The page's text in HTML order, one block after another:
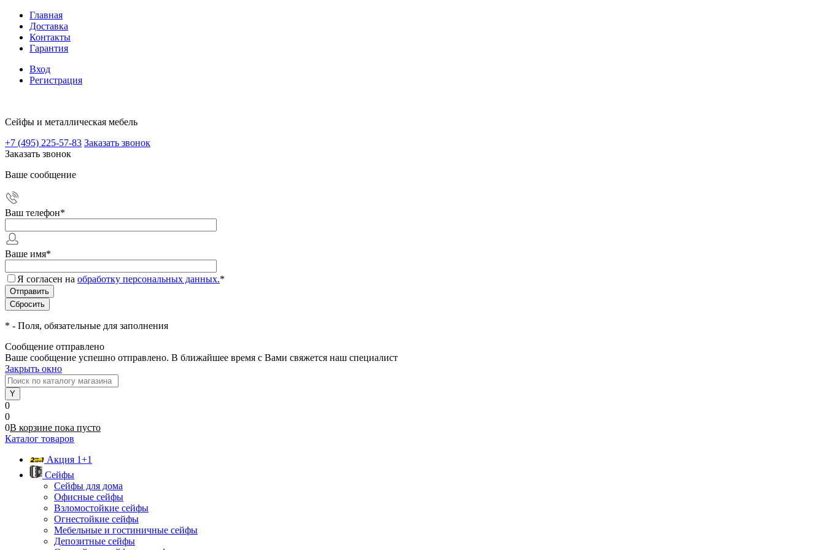
Главная
Доставка
Контакты
Гарантия
Вход
Регистрация
Сейфы и металлическая мебель
+7 (495) 225-57-83 Заказать звонок
Заказать звонок
Ваше сообщение
Ваш телефон*
Ваше имя*
Я согласен на обработку персональных данных.*
* - Поля, обязательные для заполнения
Сообщение отправлено
Ваше сообщение успешно отправлено. В ближайшее время с Вами свяжется наш специалист
Закрыть окно
0
0
0В корзине пока пусто
Каталог товаров
Акция 1+1
Сейфы
Сейфы для дома
Офисные сейфы
Взломостойкие сейфы
Огнестойкие сейфы
Мебельные и гостиничные сейфы
Депозитные сейфы